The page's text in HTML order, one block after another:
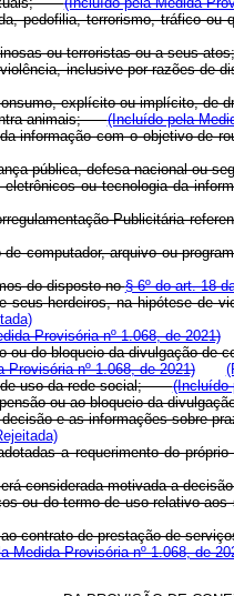
pedofilia, terrorismo,
ou terroristas ou a seus
inclusive por razões
consumo, explícito ou implícito,
animais;(Incluído pela
informação com o objetivo
pública, defesa nacional
ou tecnologia da
Publicitária
computador, arquivo ou
do disposto no§ 6º do art. 18
herdeiros, na hipótese de
Provisória nº 1.068, de 2021)
ou do bloqueio da divulgação
Provisória nº 1.068, de 2021)
de uso da rede social;(Incluído
ou ao bloqueio da
e as informações sobre
a requerimento do
considerada motivada a
ou do termo de uso relativo
ao contrato de prestação de
Medida Provisória nº 1.068, de